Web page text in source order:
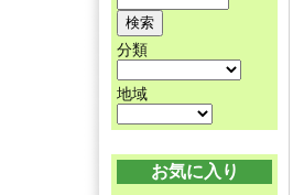
分類
地域
お気に入り